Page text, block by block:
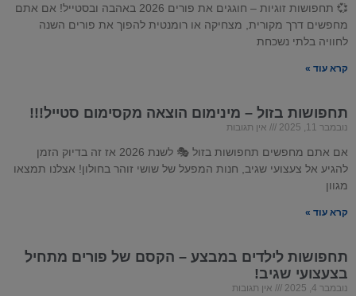
💞 תחפושות זוגיות – חוגגים את פורים 2026 באהבה ובסטייל! אם אתם
מחפשים דרך מקורית, מצחיקה או רומנטית להפוך את פורים השנה
לחוויה בלתי נשכחת
קרא עוד »
תחפושות בזול – מינימום הוצאה מקסימום סטייל!!!
נובמבר 11, 2025 אין תגובות
אם אתם מחפשים תחפושות בזול 🎭 לשנת 2026 אז זה בדיוק הזמן
להגיע אל צעצועי שגיב, חנות המפעל של שושי זוהר בחולון! אצלנו תמצאו
מגוון
קרא עוד »
תחפושות לילדים במבצע – הקסם של פורים מתחיל
בצעצועי שגיב!
נובמבר 4, 2025 אין תגובות